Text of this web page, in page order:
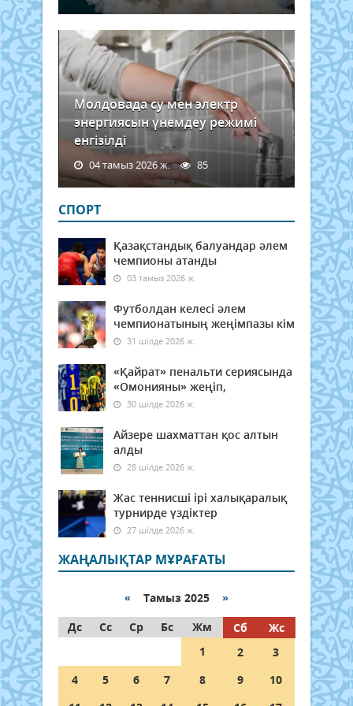
Молдовада су мен электр
энергиясын үнемдеу режимі
енгізілді
04 тамыз 2026 ж. 85
СПОРТ
Қазақстандық балуандар әлем
чемпионы атанды
03 тамыз 2026 ж.
Футболдан келесі әлем
чемпионатының жеңімпазы кім
31 шілде 2026 ж.
«Қайрат» пенальти сериясында
«Омонияны» жеңіп,
30 шілде 2026 ж.
Айзере шахматтан қос алтын
алды
28 шілде 2026 ж.
Жас теннисші ірі халықаралық
турнирде үздіктер
27 шілде 2026 ж.
ЖАҢАЛЫҚТАР МҰРАҒАТЫ
« Тамыз 2025 »
Дс
Сс Ср Бс Жм Сб
Жс
1
2
3
4
5 6 7 8 9
10